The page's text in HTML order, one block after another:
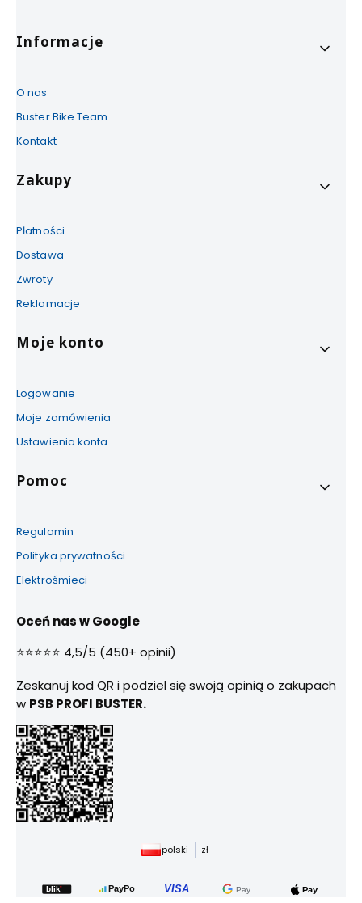
Linki w stopce
Informacje
O nas
Buster Bike Team
Kontakt
Zakupy
Płatności
Dostawa
Zwroty
Reklamacje
Moje konto
Logowanie
Moje zamówienia
Ustawienia konta
Pomoc
Regulamin
Polityka prywatności
Elektrośmieci
Oceń nas w Google
⭐⭐⭐⭐⭐ 4,5/5 (450+ opinii)
Zeskanuj kod QR i podziel się swoją opinią o zakupach
w PSB PROFI BUSTER.
polski zł